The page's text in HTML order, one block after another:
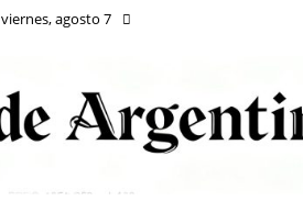
viernes, agosto 7